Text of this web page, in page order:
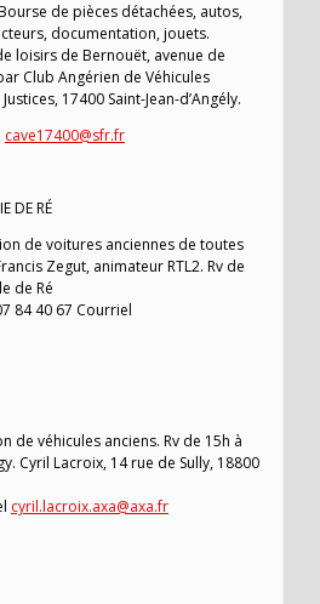
de pièces détachées, autos,
documentation, jouets.
loisirs de Bernouët, avenue de
Club Angérien de Véhicules
17400 Saint-Jean-d’Angély.
cave17400@sfr.fr
DE RÉ
de voitures anciennes de toutes
Zegut, animateur RTL2. Rv de
de Ré
84 40 67 Courriel
de véhicules anciens. Rv de 15h à
Cyril Lacroix, 14 rue de Sully, 18800
cyril.lacroix.axa@axa.fr